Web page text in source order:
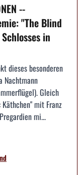
--
"The Blind
in
dieses besonderen
Nachtmann
Gleich
mit Franz
mi...